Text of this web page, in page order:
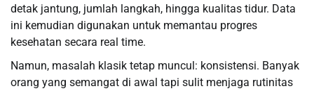
detak jantung, jumlah langkah, hingga kualitas tidur. Data
ini kemudian digunakan untuk memantau progres
kesehatan secara real time.
Namun, masalah klasik tetap muncul: konsistensi. Banyak
orang yang semangat di awal tapi sulit menjaga rutinitas